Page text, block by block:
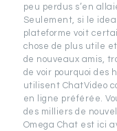
peu perdus s’en
Seulement, si le
plateforme voit
chose de plus utile
de nouveaux amis,
de voir pourquoi des
utilisent ChatVideo
en ligne préférée.
des milliers de
Omega Chat est ici